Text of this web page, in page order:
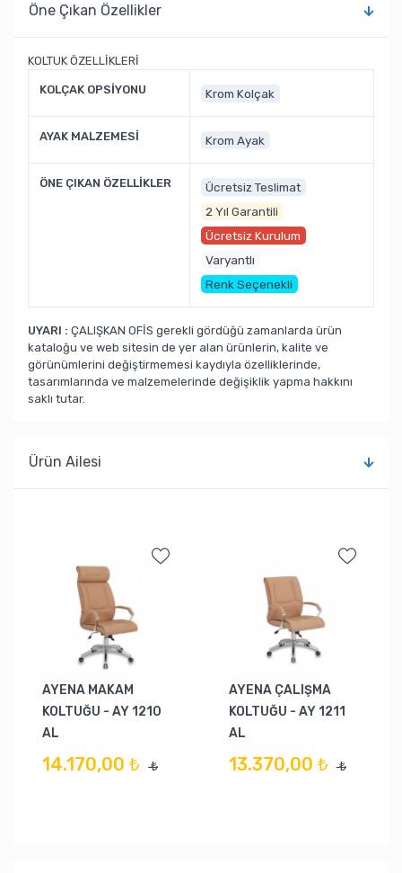
Öne Çıkan Özellikler
KOLTUK ÖZELLİKLERİ
KOLÇAK OPSİYONU Krom Kolçak
AYAK MALZEMESİ Krom Ayak
ÖNE ÇIKAN ÖZELLİKLER
Ücretsiz Teslimat
2 Yıl Garantili
Ücretsiz Kurulum
Varyantlı
Renk Seçenekli
UYARI : ÇALIŞKAN OFİS gerekli gördüğü zamanlarda ürün
kataloğu ve web sitesin de yer alan ürünlerin, kalite ve
görünümlerini değiştirmemesi kaydıyla özelliklerinde,
tasarımlarında ve malzemelerinde değişiklik yapma hakkını
saklı tutar.
Ürün Ailesi
AYENA MAKAM
KOLTUĞU - AY 1210
AL
14.170,00 ₺ ₺
AYENA ÇALIŞMA
KOLTUĞU - AY 1211
AL
13.370,00 ₺ ₺